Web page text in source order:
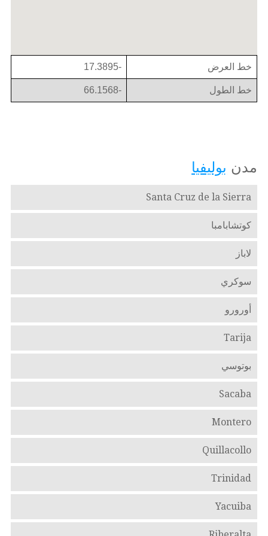
خط العرض -17.3895
خط الطول -66.1568
مدن بوليفيا
Santa Cruz de la Sierra
كوتشابامبا
لاباز
سوكري
أورورو
Tarija
بوتوسي
Sacaba
Montero
Quillacollo
Trinidad
Yacuiba